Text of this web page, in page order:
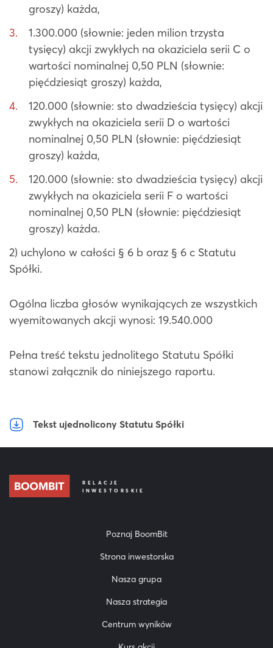
groszy) każda,
1.300.000 (słownie: jeden milion trzysta
tysięcy) akcji zwykłych na okaziciela serii C o
wartości nominalnej 0,50 PLN (słownie:
pięćdziesiąt groszy) każda,
120.000 (słownie: sto dwadzieścia tysięcy) akcji
zwykłych na okaziciela serii D o wartości
nominalnej 0,50 PLN (słownie: pięćdziesiąt
groszy) każda,
120.000 (słownie: sto dwadzieścia tysięcy) akcji
zwykłych na okaziciela serii F o wartości
nominalnej 0,50 PLN (słownie: pięćdziesiąt
groszy) każda.
2) uchylono w całości § 6 b oraz § 6 c Statutu
Spółki.
Ogólna liczba głosów wynikających ze wszystkich
wyemitowanych akcji wynosi: 19.540.000
Pełna treść tekstu jednolitego Statutu Spółki
stanowi załącznik do niniejszego raportu.
Tekst ujednolicony Statutu Spółki
RELACJE
INWESTORSKIE
Poznaj BoomBit
Strona inwestorska
Nasza grupa
Nasza strategia
Centrum wyników